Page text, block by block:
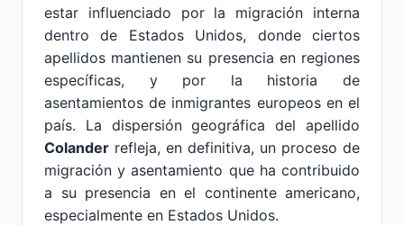
estar influenciado por la migración interna
dentro de Estados Unidos, donde ciertos
apellidos mantienen su presencia en regiones
específicas, y por la historia de
asentamientos de inmigrantes europeos en el
país. La dispersión geográfica del apellido
Colander refleja, en definitiva, un proceso de
migración y asentamiento que ha contribuido
a su presencia en el continente americano,
especialmente en Estados Unidos.